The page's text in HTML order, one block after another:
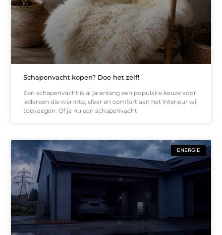
Schapenvacht kopen? Doe het zelf!
Een schapenvacht is al jarenlang een populaire keuze voor
iedereen die warmte, sfeer en comfort aan het interieur wil
toevoegen. Of je nu een schapenvacht
ENERGIE